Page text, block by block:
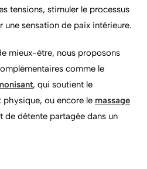
tensions, stimuler le processus
une sensation de paix intérieure.
mieux-être, nous proposons
comme le
, qui soutient le
ou encore le massage
de détente partagée dans un